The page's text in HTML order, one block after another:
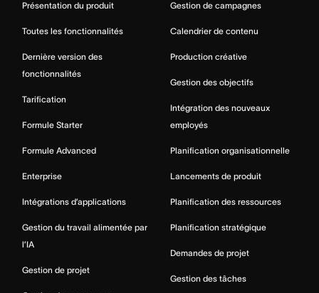
Présentation du produit
Toutes les fonctionnalités
Dernière version des
fonctionnalités
Tarification
Formule Starter
Formule Advanced
Enterprise
Intégrations d’applications
Gestion du travail alimentée par
l’IA
Gestion de projet
Gestion de campagnes
Calendrier de contenu
Production créative
Gestion des objectifs
Intégration des nouveaux
employés
Planification organisationnelle
Lancements de produit
Planification des ressources
Planification stratégique
Demandes de projet
Gestion des tâches